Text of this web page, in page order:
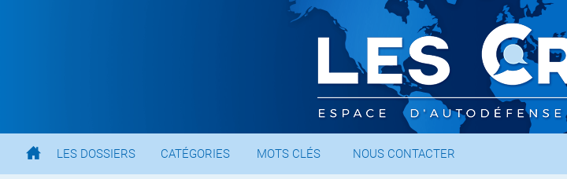
LES DOSSIERS CATÉGORIES MOTS CLÉS NOUS CONTACTER